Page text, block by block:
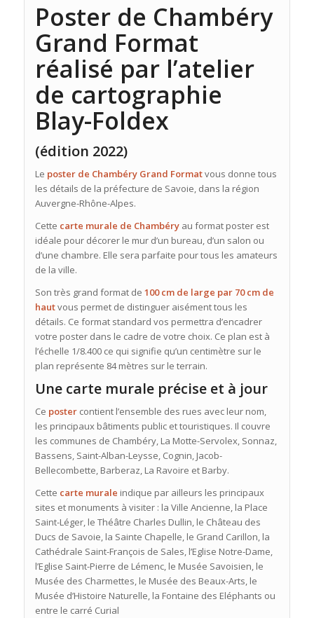
Poster de Chambéry
Grand Format
réalisé par l’atelier
de cartographie
Blay-Foldex
(édition 2022)
Le poster de Chambéry Grand Formatvous donne tous
les détails de la préfecture de Savoie, dans la région
Auvergne-Rhône-Alpes.
Cette carte murale de Chambéry au format poster est
idéale pour décorer le mur d’un bureau, d’un salon ou
d’une chambre. Elle sera parfaite pour tous les amateurs
de la ville.
Son très grand format de 100 cm de large par 70 cm de
hautvous permet de distinguer aisément tous les
détails. Ce format standard vos permettra d’encadrer
votre poster dans le cadre de votre choix. Ce plan est à
l’échelle 1/8.400 ce qui signifie qu’un centimètre sur le
plan représente 84 mètres sur le terrain.
Une carte murale précise et à jour
Ce postercontient l’ensemble des rues avec leur nom,
les principaux bâtiments public et touristiques. Il couvre
les communes de Chambéry, La Motte-Servolex, Sonnaz,
Bassens, Saint-Alban-Leysse, Cognin, Jacob-
Bellecombette, Barberaz, La Ravoire et Barby.
Cette carte murale indique par ailleurs les principaux
sites et monuments à visiter : la Ville Ancienne, la Place
Saint-Léger, le Théâtre Charles Dullin, le Château des
Ducs de Savoie, la Sainte Chapelle, le Grand Carillon, la
Cathédrale Saint-François de Sales, l’Eglise Notre-Dame,
l’Eglise Saint-Pierre de Lémenc, le Musée Savoisien, le
Musée des Charmettes, le Musée des Beaux-Arts, le
Musée d’Histoire Naturelle, la Fontaine des Eléphants ou
entre le carré Curial